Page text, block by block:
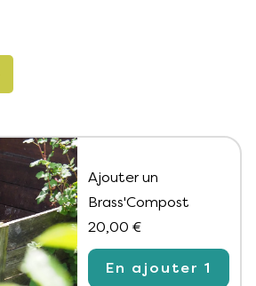
Ajouter un
Brass'Compost
20,00 €
En ajouter 1